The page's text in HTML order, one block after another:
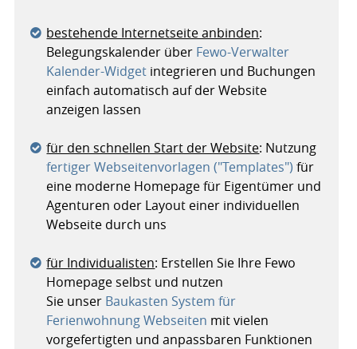
bestehende Internetseite anbinden:
Belegungskalender über Fewo-Verwalter
Kalender-Widget integrieren und Buchungen
einfach automatisch auf der Website
anzeigen lassen
für den schnellen Start der Website: Nutzung
fertiger Webseitenvorlagen ("Templates") für
eine moderne Homepage für Eigentümer und
Agenturen oder Layout einer individuellen
Webseite durch uns
für Individualisten: Erstellen Sie Ihre Fewo
Homepage selbst und nutzen
Sie unser Baukasten System für
Ferienwohnung Webseiten mit vielen
vorgefertigten und anpassbaren Funktionen